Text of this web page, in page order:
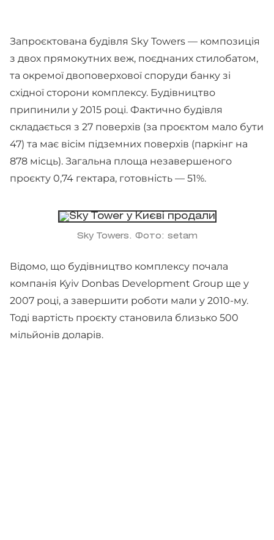
Запроєктована будівля Sky Towers — композиція
з двох прямокутних веж, поєднаних стилобатом,
та окремої двоповерхової споруди банку зі
східної сторони комплексу. Будівництво
припинили у 2015 році. Фактично будівля
складається з 27 поверхів (за проєктом мало бути
47) та має вісім підземних поверхів (паркінг на
878 місць). Загальна площа незавершеного
проєкту 0,74 гектара, готовність — 51%.
Sky Towers. Фото: setam
Відомо, що будівництво комплексу почала
компанія Kyiv Donbas Development Group ще у
2007 році, а завершити роботи мали у 2010-му.
Тоді вартість проєкту становила близько 500
мільйонів доларів.